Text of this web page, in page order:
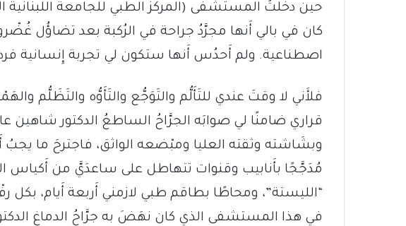
كان في بالي أَنها مجرَّدُ جراحة في الرُكبة بعد تضاؤُل
اصطناعية. ولم أَحدُس أَنها ستكون لي تجربة إِنسانية
فلأَني لا وقتَ عندي للتَأَلُّم والتَوَجُّع والتَأَوُّه والتَظَلُّم
قراري ضامنًا لي صوابَه الجرَّاحُ الساطعُ الدكتور
وبشَاشته وثقته العليا ومبْضعه الواثق، فاجترحَ ما يجبُ
مُدَجَّجًا بأَنابيب وقنوات تتهاطل على ساعدَيَّ من أَكياس
“الليستة”، ومحاطًا بطاقم طبي لازمني أَربعة أَيام، بكل
في هذا المستشفى الذي كان نهَضَ به جرَّاحُ الدماغ